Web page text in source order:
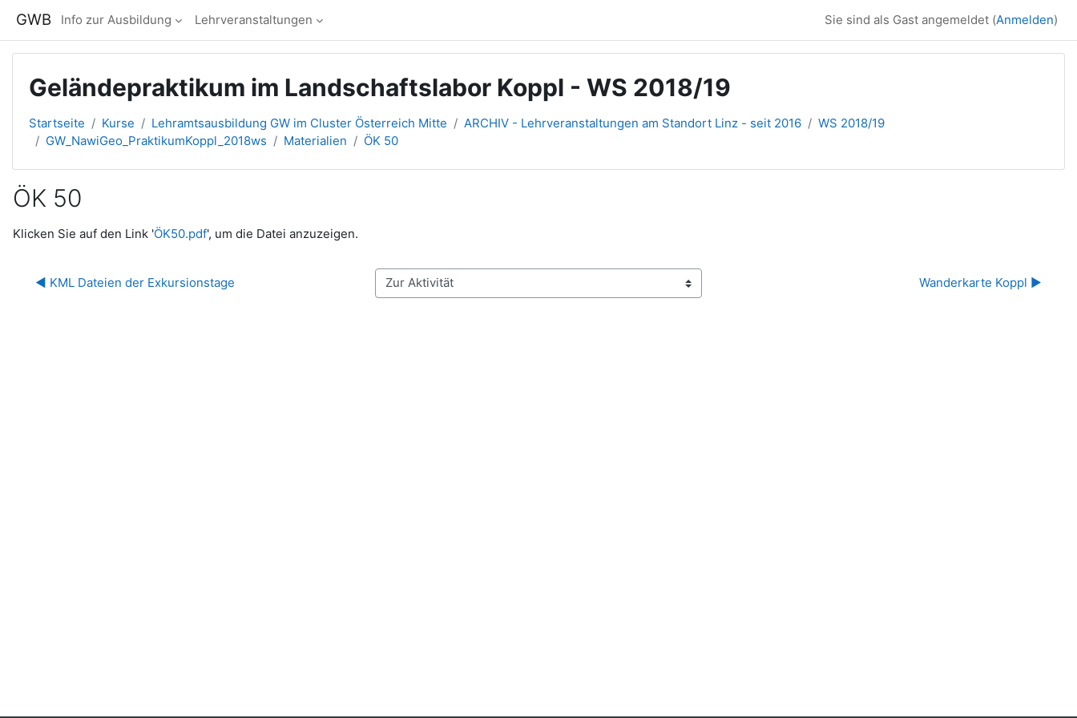
GWB Info zur Ausbildung Lehrveranstaltungen Sie sind als Gast angemeldet (Anmelden)
Geländepraktikum im Landschaftslabor Koppl - WS 2018/19
Startseite Kurse Lehramtsausbildung GW im Cluster Österreich Mitte ARCHIV - Lehrveranstaltungen am Standort Linz - seit 2016
WS 2018/19
GW_NawiGeo_PraktikumKoppl_2018ws
Materialien ÖK 50
ÖK 50
Abschlussbedingungen
Klicken Sie auf den Link 'ÖK50.pdf', um die Datei anzuzeigen.
◀︎ KML Dateien der Exkursionstage Zur Aktivität Wanderkarte Koppl ▶︎